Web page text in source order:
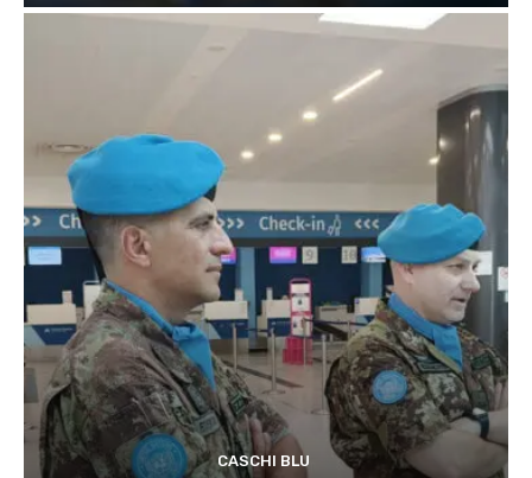
CASCHI BLU